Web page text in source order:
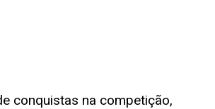
conquistas na competição,